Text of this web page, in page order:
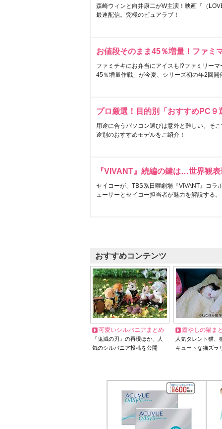
森崎ウィンと向井康二がW主演！映画『（
最速配信。究極のピュアラブ！
お値段そのまま45％増量！ファミ
ファミチキにお弁当にアイスも!?ファミリー
45％増量作戦」が今夏、シリーズ初の年2回開
プロ厳選！目的別「おすすめPC９
用途に合うパソコン選びは意外と難しい。そ
途別のおすすめモデルをご紹介！
『VIVANT』続編の鍵は…世界観
セイコーが、TBS系日曜劇場『VIVANT』コラ
ューサーとセイコー担当者が魅力を解説する。
おすすめコンテンツ
可愛いシルバニアまとめ
『鬼滅の刃』の再現ほか、人
気のシルバニア投稿を公開
癒やしの猫ま
人気タレント猫
キュートな猫ズラ